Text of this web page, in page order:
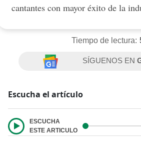
cantantes con mayor éxito de la
Tiempo de lectura:
SÍGUENOS EN
Escucha el artículo
ESCUCHA
ESTE ARTICULO